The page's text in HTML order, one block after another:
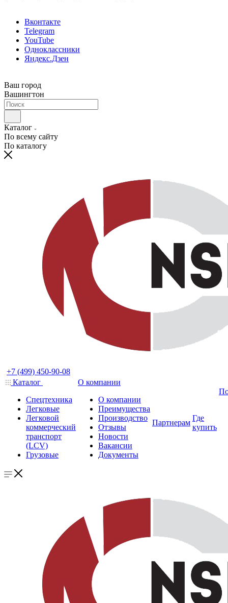
Вконтакте
Telegram
YouTube
Одноклассники
Яндекс.Дзен
Ваш город
Вашингтон
Каталог
По всему сайту
По каталогу
+7 (499) 450-90-08
Каталог
Спецтехника
Легковые
Легковой
коммерческий
транспорт
(LCV)
Грузовые
О компании
О компании
Преимущества
Производство
Отзывы
Новости
Вакансии
Документы
Партнерам
Где
купить